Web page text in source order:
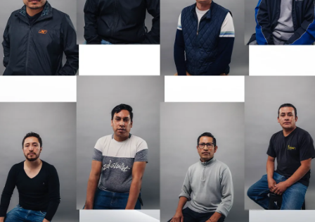
20+
Años en el mercado
+1000
Distribuidores
NACIONAL
Cobertura en Ecuador